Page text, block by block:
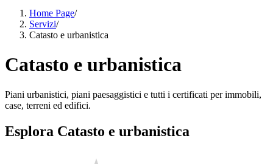
Home Page/
Servizi/
Catasto e urbanistica
Catasto e urbanistica
Piani urbanistici, piani paesaggistici e tutti i certificati per immobili,
case, terreni ed edifici.
Esplora Catasto e urbanistica